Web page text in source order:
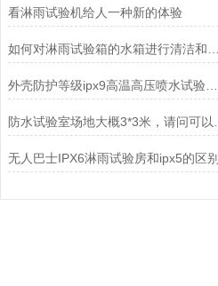
看淋雨试验机给人一种新的体验
外壳防护等级ipx9高温高压喷水试验要求及接受条件
无人巴士IPX6淋雨试验房和ipx5的区别